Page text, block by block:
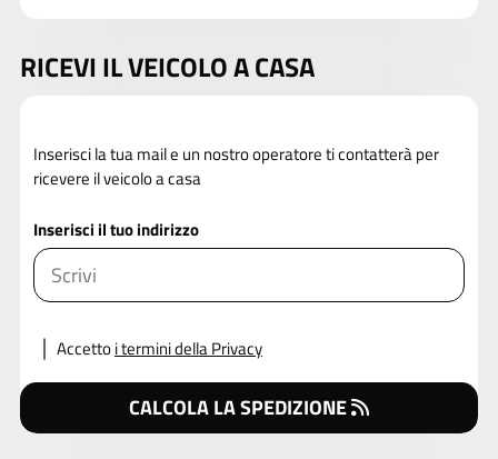
RICEVI IL VEICOLO A CASA
Inserisci la tua mail e un nostro operatore ti contatterà per
ricevere il veicolo a casa
Inserisci il tuo indirizzo
Accettoi termini della Privacy
CALCOLA LA SPEDIZIONE